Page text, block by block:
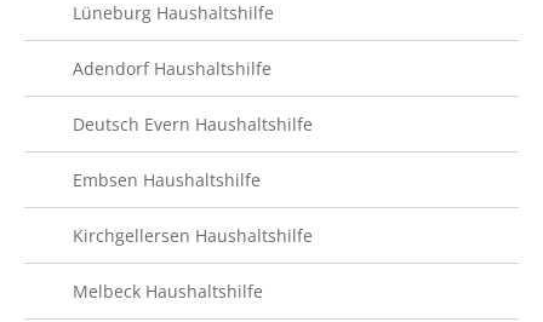
Lüneburg Haushaltshilfe
Adendorf Haushaltshilfe
Deutsch Evern Haushaltshilfe
Embsen Haushaltshilfe
Kirchgellersen Haushaltshilfe
Melbeck Haushaltshilfe